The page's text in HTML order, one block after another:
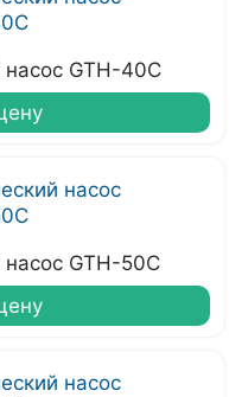
насос GTH-40C
насос GTH-50C